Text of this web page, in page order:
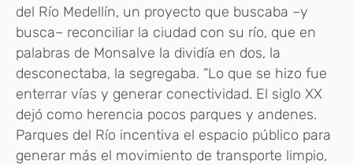
del Río Medellín, un proyecto que buscaba –y
busca– reconciliar la ciudad con su río, que en
palabras de Monsalve la dividía en dos, la
desconectaba, la segregaba. “Lo que se hizo fue
enterrar vías y generar conectividad. El siglo XX
dejó como herencia pocos parques y andenes.
Parques del Río incentiva el espacio público para
generar más el movimiento de transporte limpio,